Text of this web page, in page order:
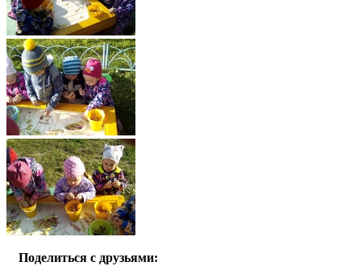
Поделиться с друзьями: